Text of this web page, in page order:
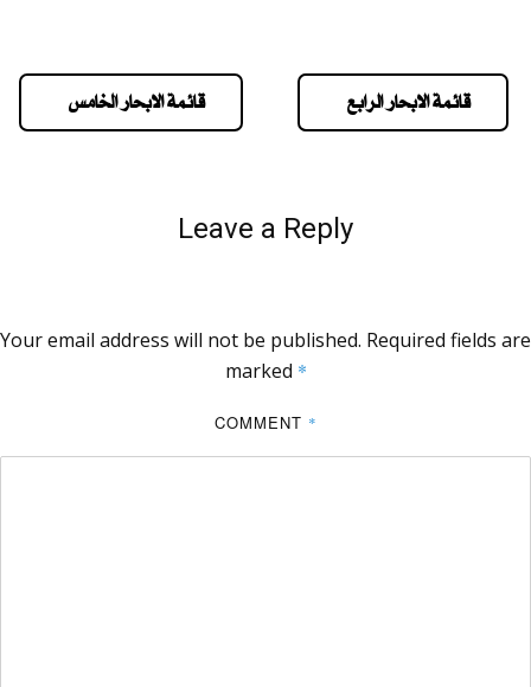
قائمة الابحار الخامس قائمة الابحار الرابع
Leave a Reply
Your email address will not be published. Required fields are
marked *
COMMENT *